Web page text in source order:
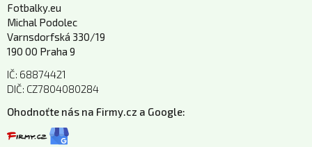
Fotbalky.eu
Michal Podolec
Varnsdorfská 330/19
190 00 Praha 9
IČ: 68874421
DIČ: CZ7804080284
Ohodnoťte nás na Firmy.cz a Google: